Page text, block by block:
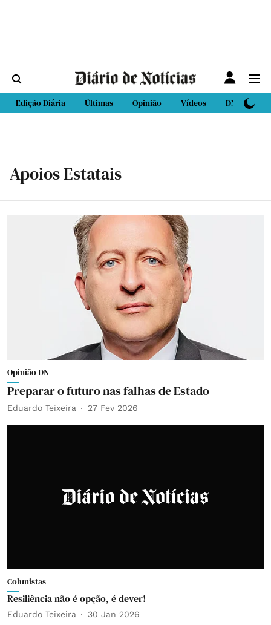
Edição Diária Últimas Opinião Vídeos DN Sport
Apoios Estatais
Opinião DN
Preparar o futuro nas falhas de Estado
Eduardo Teixeira 27 Fev 2026
Colunistas
Resiliência não é opção, é dever!
Eduardo Teixeira 30 Jan 2026